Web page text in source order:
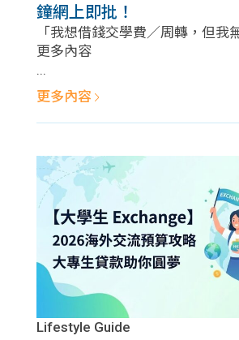
鐘網上即批！
「我想借錢交學費／周轉，但我
更多內容
...
更多內容
Lifestyle Guide